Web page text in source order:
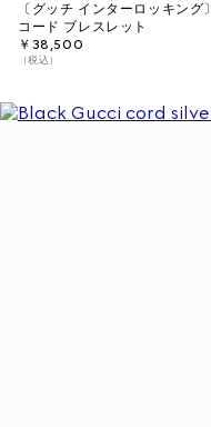
〔グッチ インターロッキング〕
コード ブレスレット
￥38,500
（税込）